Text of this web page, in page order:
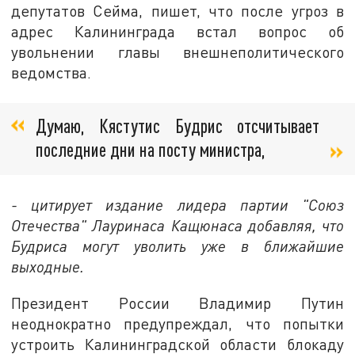
депутатов Сейма, пишет, что после угроз в
адрес Калининграда встал вопрос об
увольнении главы внешнеполитического
ведомства.
Думаю, Кястутис Будрис отсчитывает
последние дни на посту министра,
- цитирует издание лидера партии "Союз
Отечества" Лауринаса Кащюнаса добавляя, что
Будриса могут уволить уже в ближайшие
выходные.
Президент России Владимир Путин
неоднократно предупреждал, что попытки
устроить Калининградской области блокаду